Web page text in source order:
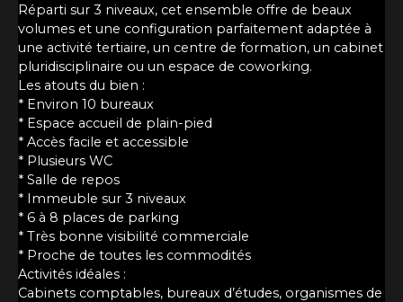
Réparti sur 3 niveaux, cet ensemble offre de beaux
volumes et une configuration parfaitement adaptée à
une activité tertiaire, un centre de formation, un cabinet
pluridisciplinaire ou un espace de coworking.
Les atouts du bien :
* Environ 10 bureaux
* Espace accueil de plain-pied
* Accès facile et accessible
* Plusieurs WC
* Salle de repos
* Immeuble sur 3 niveaux
* 6 à 8 places de parking
* Très bonne visibilité commerciale
* Proche de toutes les commodités
Activités idéales :
Cabinets comptables, bureaux d’études, organismes de